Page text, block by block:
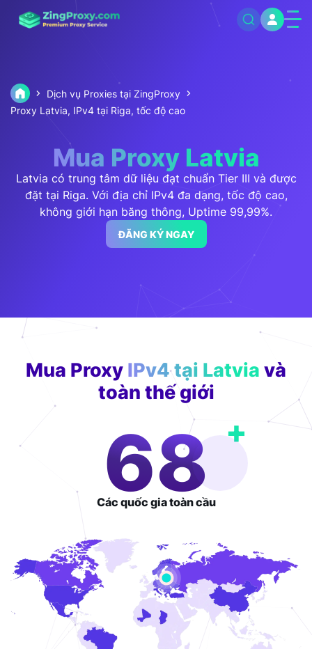
Dịch vụ Proxies tại ZingProxy
Proxy Latvia, IPv4 tại Riga, tốc độ cao
Mua Proxy Latvia
Latvia có trung tâm dữ liệu đạt chuẩn Tier III và được
đặt tại Riga. Với địa chỉ IPv4 đa dạng, tốc độ cao,
không giới hạn băng thông, Uptime 99,99%.
ĐĂNG KÝ NGAY
Mua Proxy IPv4 tại Latvia và
toàn thế giới
111 +
Các quốc giatoàn cầu